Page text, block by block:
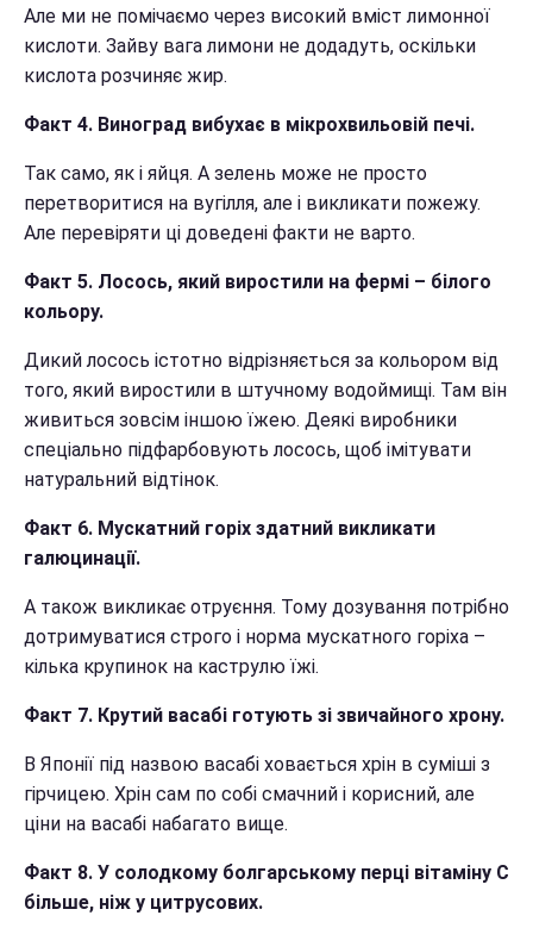
Але ми не помічаємо через високий вміст лимонної
кислоти. Зайву вага лимони не додадуть, оскільки
кислота розчиняє жир.
Факт 4. Виноград вибухає в мікрохвильовій печі.
Так само, як і яйця. А зелень може не просто
перетворитися на вугілля, але і викликати пожежу.
Але перевіряти ці доведені факти не варто.
Факт 5. Лосось, який виростили на фермі – білого
кольору.
Дикий лосось істотно відрізняється за кольором від
того, який виростили в штучному водоймищі. Там він
живиться зовсім іншою їжею. Деякі виробники
спеціально підфарбовують лосось, щоб імітувати
натуральний відтінок.
Факт 6. Мускатний горіх здатний викликати
галюцинації.
А також викликає отруєння. Тому дозування потрібно
дотримуватися строго і норма мускатного горіха –
кілька крупинок на каструлю їжі.
Факт 7. Крутий васабі готують зі звичайного хрону.
В Японії під назвою васабі ховається хрін в суміші з
гірчицею. Хрін сам по собі смачний і корисний, але
ціни на васабі набагато вище.
Факт 8. У солодкому болгарському перці вітаміну С
більше, ніж у цитрусових.